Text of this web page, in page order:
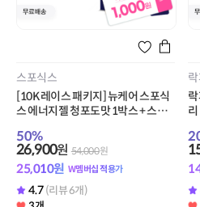
스포식스
[10K 레이스 패키지] 뉴케어 스포식
스 에너지젤 청포도맛 1박스 + 스포
금 1,000원 증정
50%
26,900원 54,000원
25,010원 W멤버십 적용가
4.7 (리뷰 6개)
개